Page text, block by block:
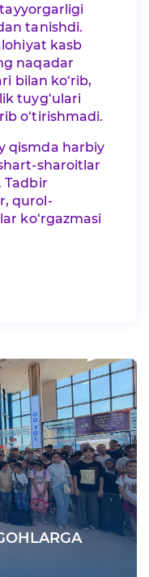
tanishdi.
kasb
naqadar
bilan ko‘rib,
tuyg‘ulari
o‘tirishmadi.
qismda harbiy
sharoitlar
Tadbir
qurol-
ko‘rgazmasi